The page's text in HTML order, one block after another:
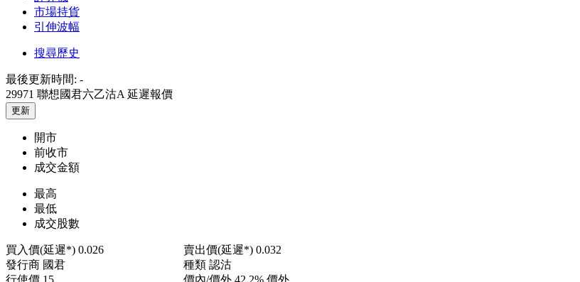
市場持貨
引伸波幅
搜尋歷史
最後更新時間: -
29971 聯想國君六乙沽A 延遲報價
更新
開市
前收市
成交金額
最高
最低
成交股數
買入價(延遲*) 0.026 賣出價(延遲*) 0.032
發行商 國君 種類 認沽
行使價 15 價內/價外 42.2% 價外